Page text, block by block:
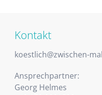
Kontakt
koestlich@zwischen-
Ansprechpartner:
Georg Helmes